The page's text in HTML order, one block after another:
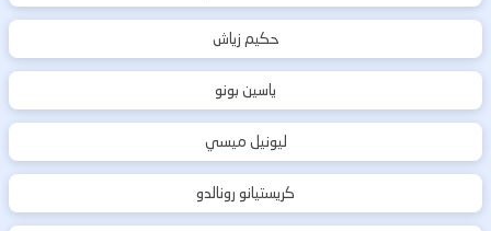
حكيم زياش
ياسين بونو
ليونيل ميسي
كريستيانو رونالدو